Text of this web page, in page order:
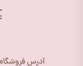
آدرس فروشگاه: